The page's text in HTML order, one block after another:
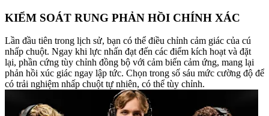
KIỂM SOÁT RUNG PHẢN HỒI CHÍNH XÁC
Lần đầu tiên trong lịch sử, bạn có thể điều chỉnh cảm giác của cú
nhấp chuột. Ngay khi lực nhấn đạt đến các điểm kích hoạt và đặt
lại, phần cứng tùy chỉnh đồng bộ với cảm biến cảm ứng, mang lại
phản hồi xúc giác ngay lập tức. Chọn trong số sáu mức cường độ để
có trải nghiệm nhấp chuột tự nhiên, có thể tùy chỉnh.